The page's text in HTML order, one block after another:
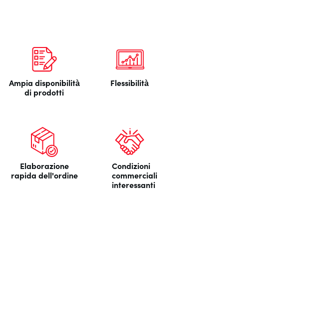
Ampia disponibilità
di prodotti
Flessibilità
Elaborazione
rapida dell'ordine
Condizioni
commerciali
interessanti